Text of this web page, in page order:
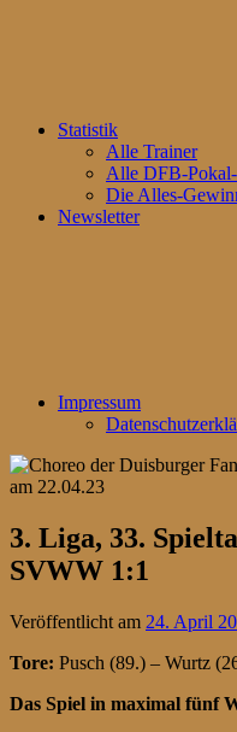
Statistik
Alle Trainer
Alle DFB-
Die Alles-
Newsletter
Impressum
3. Liga, 33.
SVWW 1:1
Veröffentlicht am 24. April
Tore: Pusch (89.) – Wurtz
Das Spiel in maximal fünf